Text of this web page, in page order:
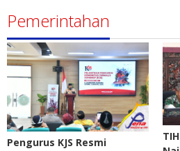
Pemerintahan
Pengurus KJS Resmi